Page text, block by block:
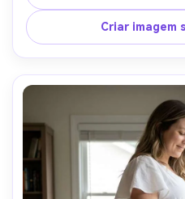
janela, Canon R6 50mm f/
médio a completo,
nítido, destaques realistas
Criar imagem